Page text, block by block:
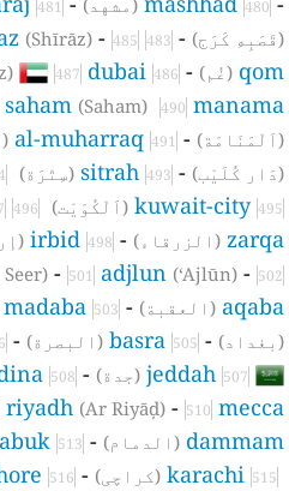
480
481
(قَصَبِهِ كَرَج)-
483
(Shīrāz) -485
qom (غُم)-
486
487 dubai
saham(Saham) 490 manama
(اَلْمَنَامَة)-
491
al-muharraq
(دَار كُلَيْب)-
493
sitrah (سِتْرَة)
495
kuwait-city (اَلْكُوَيْت) 496
zarqa (الزرقاء)-
498
irbid
-501 adjlun(‘Ajlūn) -502
aqaba (العقبة)-
503
madaba
(بغداد)-
505
basra (البصرة)-
507
jeddah (جدة)-
508
riyadh(Ar Riyāḑ) -510 mecca
dammam (الدمام)-
513
515
karachi (کراچی)-
516